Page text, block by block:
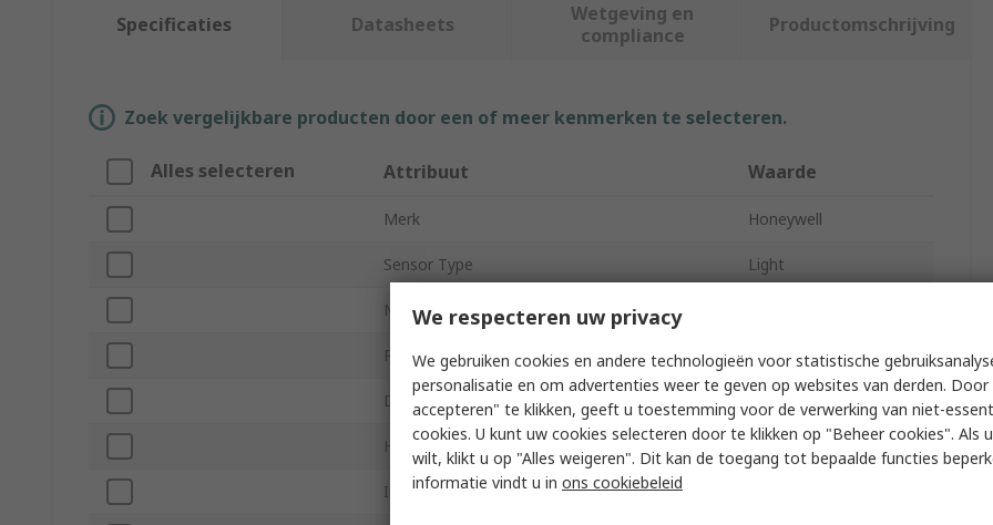
Specificaties Datasheets
Wetgeving en
compliance
Productomschrijving
Zoek vergelijkbare producten door een of meer kenmerken te selecteren.
Alles selecteren Attribuut Waarde
Merk Honeywell
Sensor Type Light
Mounting Type
Pin Count 8
Dimensions 43 x 36 x 23.7mm
Height 23.7mm
Interface
We respecteren uw privacy
We gebruiken cookies en andere technologieën voor statistische
personalisatie en om advertenties weer te geven op websites van derden. Door
accepteren" te klikken, geeft u toestemming voor de verwerking van niet-
cookies. U kunt uw cookies selecteren door te klikken op "Beheer cookies". Als
wilt, klikt u op "Alles weigeren". Dit kan de toegang tot bepaalde functies
informatie vindt u in ons cookiebeleid